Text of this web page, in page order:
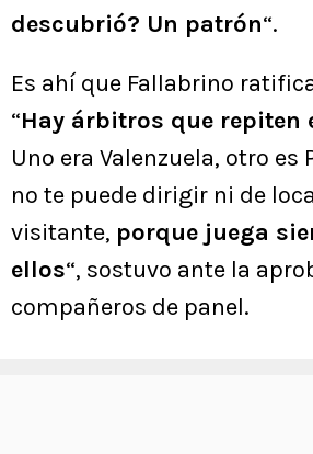
descubrió? Un patrón“.
Es ahí que Fallabrino
“Hay árbitros que repiten
Uno era Valenzuela, otro es
no te puede dirigir ni de
visitante, porque juega
ellos“, sostuvo ante la
compañeros de panel.